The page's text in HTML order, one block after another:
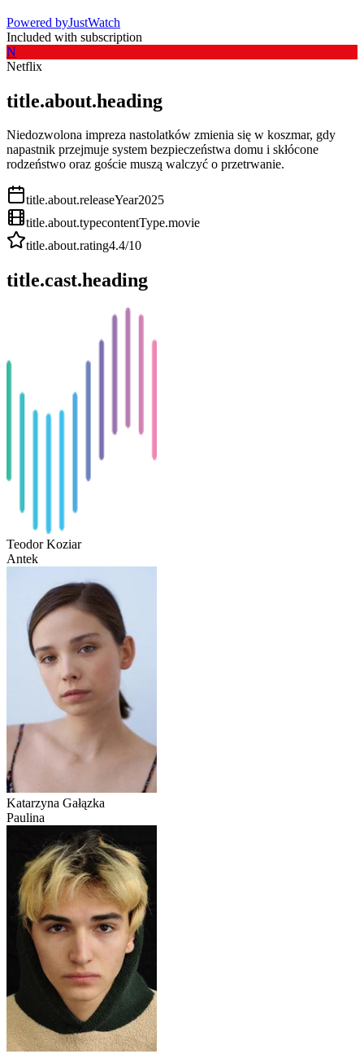
Powered byJustWatch
Included with subscription
N
Netflix
title.about.heading
Niedozwolona impreza nastolatków zmienia się w koszmar, gdy
napastnik przejmuje system bezpieczeństwa domu i skłócone
rodzeństwo oraz goście muszą walczyć o przetrwanie.
title.about.releaseYear2025
title.about.typecontentType.movie
title.about.rating4.4/10
title.cast.heading
Teodor Koziar
Antek
Katarzyna Gałązka
Paulina